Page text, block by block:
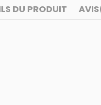
DU PRODUIT AVIS